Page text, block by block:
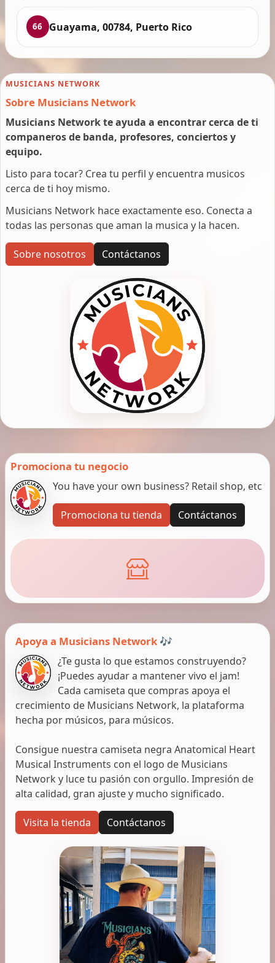
66 Guayama, 00784, Puerto Rico
MUSICIANS NETWORK
Sobre Musicians Network
Musicians Network te ayuda a encontrar cerca de ti
companeros de banda, profesores, conciertos y
equipo.
Listo para tocar? Crea tu perfil y encuentra musicos
cerca de ti hoy mismo.
Musicians Network hace exactamente eso. Conecta a
todas las personas que aman la musica y la hacen.
Sobre nosotros Contáctanos
Promociona tu negocio
You have your own business? Retail shop, etc
Promociona tu tienda Contáctanos
Apoya a Musicians Network 🎶
¿Te gusta lo que estamos construyendo?
¡Puedes ayudar a mantener vivo el jam!
Cada camiseta que compras apoya el
crecimiento de Musicians Network, la plataforma
hecha por músicos, para músicos.
Consigue nuestra camiseta negra Anatomical Heart
Musical Instruments con el logo de Musicians
Network y luce tu pasión con orgullo. Impresión de
alta calidad, gran ajuste y mucho significado.
Visita la tienda Contáctanos